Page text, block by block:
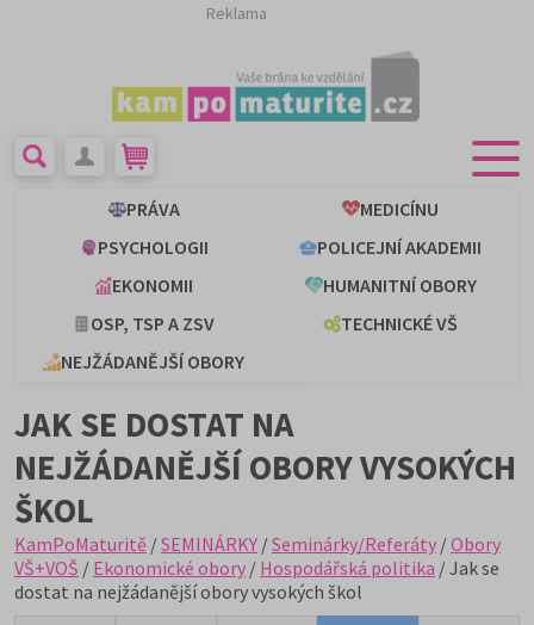
Reklama
PRÁVA
MEDICÍNU
PSYCHOLOGII
POLICEJNÍ AKADEMII
EKONOMII
HUMANITNÍ OBORY
OSP, TSP A ZSV
TECHNICKÉ VŠ
NEJŽÁDANĚJŠÍ OBORY
JAK SE DOSTAT NA
NEJŽÁDANĚJŠÍ OBORY VYSOKÝCH
ŠKOL
KamPoMaturitě /SEMINÁRKY /Seminárky/Referáty /Obory
VŠ+VOŠ / Ekonomické obory / Hospodářská politika / Jak se
dostat na nejžádanější obory vysokých škol